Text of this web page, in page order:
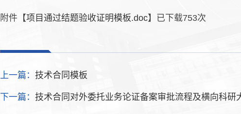
附件【项目通过结题验收证明模板.doc】已下载753次
上一篇： 技术合同模板
下一篇： 技术合同对外委托业务论证备案审批流程及横向科研